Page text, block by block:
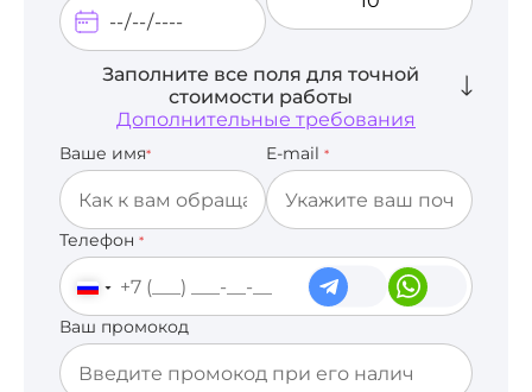
Заполните все поля для точной
стоимости работы
Дополнительные требования
Ваше имя* E-mail *
Телефон *
Ваш промокод